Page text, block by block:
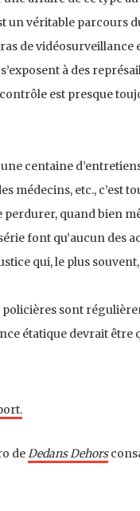
un véritable parcours
de
à des
est presque
centaine
médecins, etc.,
perdurer, quand bien
font qu’aucun des
qui, le plus
policières sont
étatique devrait
deDedans Dehors